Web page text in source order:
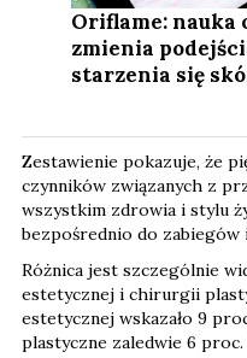
Oriflame: nauka
zmienia
starzenia się
Zestawienie pokazuje, że
czynników związanych z
wszystkim zdrowia i stylu
bezpośrednio do zabiegów
Różnica jest szczególnie
estetycznej i chirurgii
estetycznej wskazało 9
plastyczne zaledwie 6